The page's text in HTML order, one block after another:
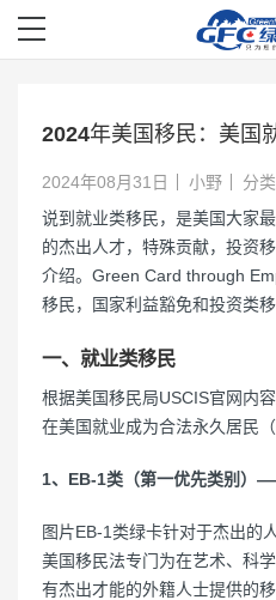
2024年美国移民：美国
2024年08月31日 小野 分类
说到就业类移民，是美国大家
的杰出人才，特殊贡献，投资
介绍。Green Card through
移民，国家利益豁免和投资类移
一、就业类移民
根据美国移民局USCIS官网内
在美国就业成为合法永久居民
1、EB-1类（第一优先类别）
图片EB-1类绿卡针对于杰出的
美国移民法专门为在艺术、科
有杰出才能的外籍人士提供的移